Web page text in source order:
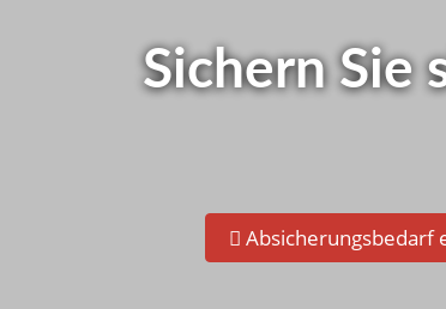
Sichern Sie
Absicherungsbedarf